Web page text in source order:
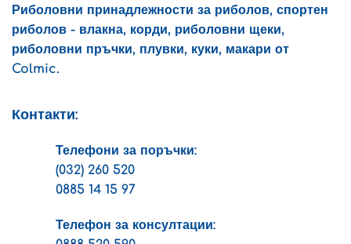
Риболовни принадлежности за риболов, спортен
риболов - влакна, корди, риболовни щеки,
риболовни пръчки, плувки, куки, макари от
Colmic.
Контакти:
Телефони за поръчки:
(032) 260 520
0885 14 15 97
Телефон за консултации: